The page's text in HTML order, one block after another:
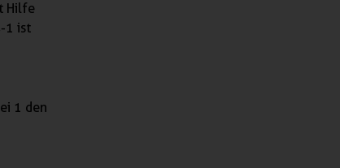
Hilfe
1 ist
1 den